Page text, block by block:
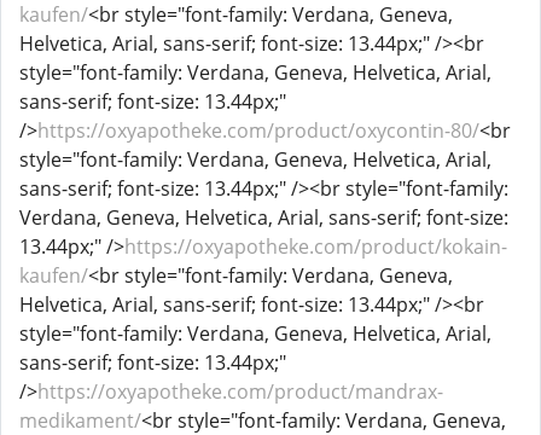
kaufen/<br style="font-family: Verdana, Geneva,
Helvetica, Arial, sans-serif; font-size: 13.44px;" /><br
style="font-family: Verdana, Geneva, Helvetica, Arial,
sans-serif; font-size: 13.44px;"
/>https://oxyapotheke.com/product/oxycontin-80/<br
style="font-family: Verdana, Geneva, Helvetica, Arial,
sans-serif; font-size: 13.44px;" /><br style="font-family:
Verdana, Geneva, Helvetica, Arial, sans-serif; font-size:
13.44px;" />https://oxyapotheke.com/product/kokain-
kaufen/<br style="font-family: Verdana, Geneva,
Helvetica, Arial, sans-serif; font-size: 13.44px;" /><br
style="font-family: Verdana, Geneva, Helvetica, Arial,
sans-serif; font-size: 13.44px;"
/>https://oxyapotheke.com/product/mandrax-
medikament/<br style="font-family: Verdana, Geneva,